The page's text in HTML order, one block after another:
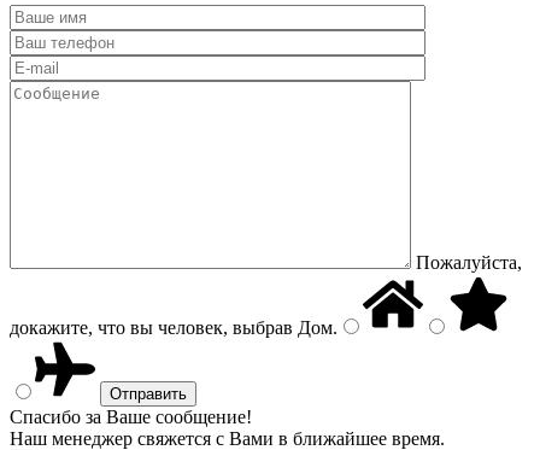
Пожалуйста,
докажите, что вы человек, выбрав Дом.
Спасибо за Ваше сообщение!
Наш менеджер свяжется с Вами в ближайшее время.